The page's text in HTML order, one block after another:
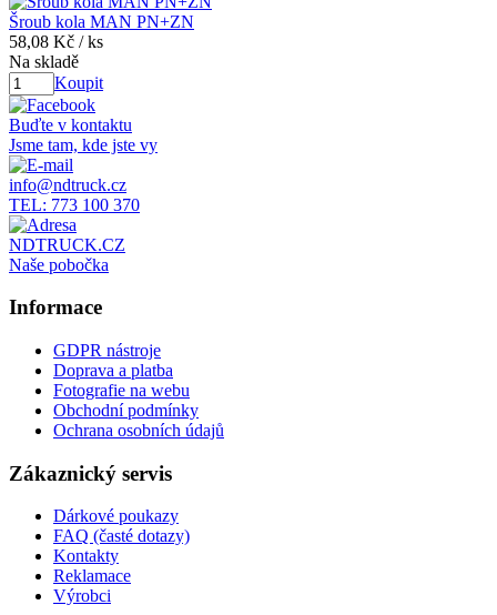
Šroub kola MAN PN+ZN
58,08 Kč / ks
Na skladě
Koupit
Buďte v kontaktu
Jsme tam, kde jste vy
info@ndtruck.cz
TEL: 773 100 370
NDTRUCK.CZ
Naše pobočka
Informace
GDPR nástroje
Doprava a platba
Fotografie na webu
Obchodní podmínky
Ochrana osobních údajů
Zákaznický servis
Dárkové poukazy
FAQ (časté dotazy)
Kontakty
Reklamace
Výrobci